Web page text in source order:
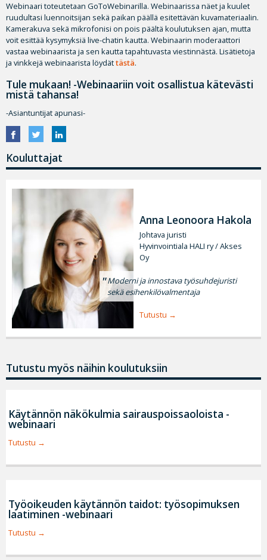
Webinaari toteutetaan GoToWebinarilla. Webinaarissa näet ja kuulet
ruudultasi luennoitsijan sekä paikan päällä esitettävän kuvamateriaalin.
Kamerakuva sekä mikrofonisi on pois päältä koulutuksen ajan, mutta
voit esittää kysymyksiä live-chatin kautta. Webinaarin moderaattori
vastaa webinaarista ja sen kautta tapahtuvasta viestinnästä. Lisätietoja
ja vinkkejä webinaarista löydättästä.
Tule mukaan! -Webinaariin voit osallistua kätevästi
mistä tahansa!
-Asiantuntijat apunasi-
Kouluttajat
Anna Leonoora Hakola
Johtava juristi
Hyvinvointiala HALI ry / Akses
Oy
Moderni ja innostava työsuhdejuristi
sekä esihenkilövalmentaja
Tutustu
Tutustu myös näihin koulutuksiin
Käytännön näkökulmia sairauspoissaoloista -
webinaari
Tutustu
Työoikeuden käytännön taidot: työsopimuksen
laatiminen -webinaari
Tutustu